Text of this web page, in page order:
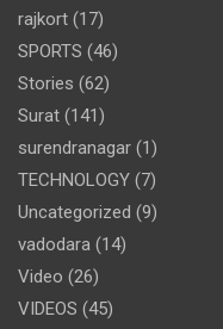
rajkort (17)
SPORTS (46)
Stories (62)
Surat (141)
surendranagar (1)
TECHNOLOGY (7)
Uncategorized (9)
vadodara (14)
Video (26)
VIDEOS (45)